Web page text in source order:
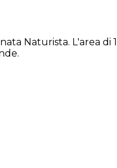
Naturista. L'area